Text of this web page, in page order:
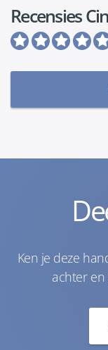
Recensies
Ken je deze
achter en